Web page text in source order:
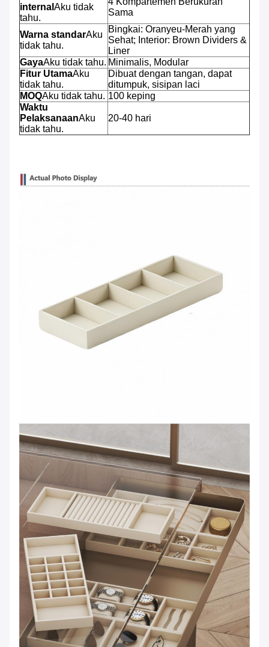
internal Aku tidak
tahu.
Sama
Warna standarAku
tidak tahu.
Bingkai: Oranyeu-Merah yang
Sehat; Interior: Brown Dividers &
Liner
GayaAku tidak tahu. Minimalis, Modular
Fitur UtamaAku
tidak tahu.
Dibuat dengan tangan, dapat
ditumpuk, sisipan laci
MOQAku tidak tahu. 100 keping
Waktu
PelaksanaanAku
tidak tahu.
20-40 hari